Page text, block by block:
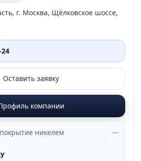
г. Москва, Щёлковское шоссе,
Оставить заявку
компании
никелем —